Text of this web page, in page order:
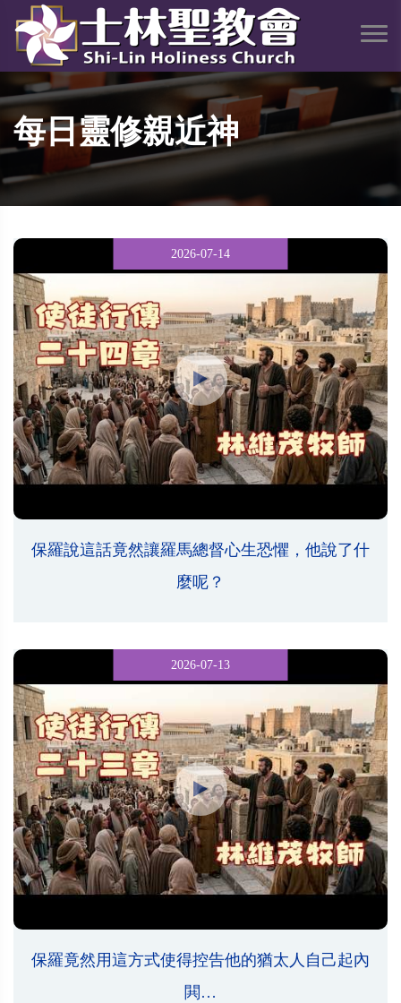
每日靈修親近神
2026-07-14
保羅說這話竟然讓羅馬總督心生恐懼，他說了什
麼呢？
2026-07-13
保羅竟然用這方式使得控告他的猶太人自己起內
閧…